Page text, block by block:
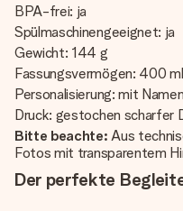
BPA-frei: ja
Spülmaschinengeeignet: ja
Gewicht: 144 g
Fassungsvermögen: 400 ml
Personalisierung: mit
Druck: gestochen scharfer
Bitte beachte: Aus
Fotos mit transparentem
Der perfekte